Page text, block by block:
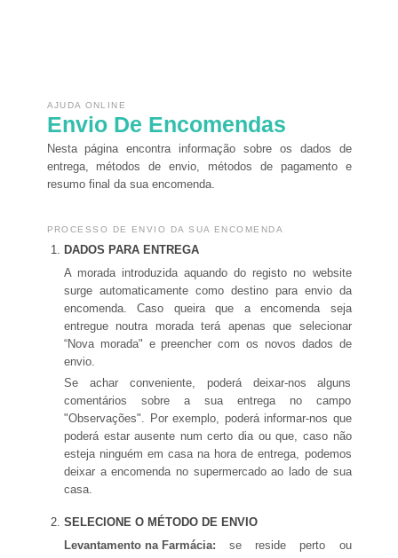
AJUDA ONLINE
Envio De Encomendas
Nesta página encontra informação sobre os dados de
entrega, métodos de envio, métodos de pagamento e
resumo final da sua encomenda.
PROCESSO DE ENVIO DA SUA ENCOMENDA
DADOS PARA ENTREGA
A morada introduzida aquando do registo no website
surge automaticamente como destino para envio da
encomenda. Caso queira que a encomenda seja
entregue noutra morada terá apenas que selecionar
“Nova morada" e preencher com os novos dados de
envio.
Se achar conveniente, poderá deixar-nos alguns
comentários sobre a sua entrega no campo
"Observações". Por exemplo, poderá informar-nos que
poderá estar ausente num certo dia ou que, caso não
esteja ninguém em casa na hora de entrega, podemos
deixar a encomenda no supermercado ao lado de sua
casa.
SELECIONE O MÉTODO DE ENVIO
Levantamento na Farmácia: se reside perto ou